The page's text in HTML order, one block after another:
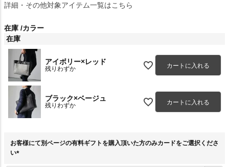
詳細・その他対象アイテム一覧はこちら
在庫 カラー
在庫
アイボリー×レッド
残りわずか カートに入れる
ブラック×ベージュ
残りわずか カートに入れる
お客様にて別ページの有料ギフトを購入頂いた方のみカードをご選択くださ
い